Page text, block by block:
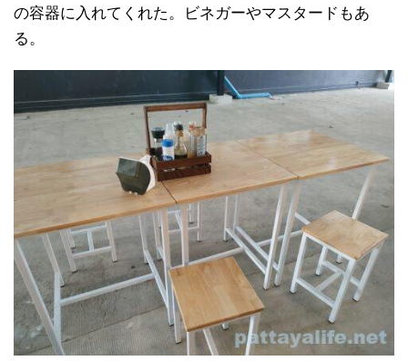
の容器に入れてくれた。ビネガーやマスタードもあ
る。